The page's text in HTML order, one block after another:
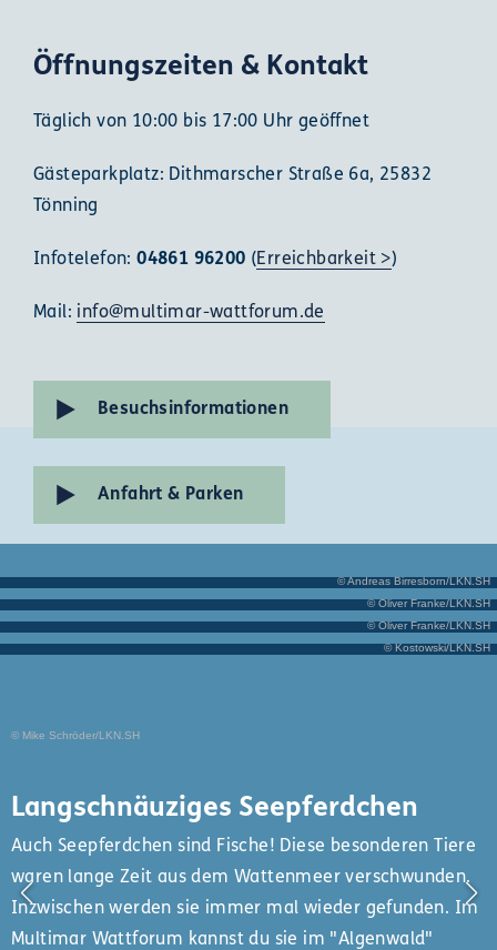
Öffnungszeiten & Kontakt
Täglich von 10:00 bis 17:00 Uhr geöffnet
Gästeparkplatz: Dithmarscher Straße 6a, 25832
Tönning
Infotelefon:04861 96200 (Erreichbarkeit >)
Mail: info@multimar-wattforum.de
Besuchsinformationen
Anfahrt & Parken
© Andreas Birresborn/LKN.SH
© Oliver Franke/LKN.SH
Unsere Bildungsangebote
© Oliver Franke/LKN.SH
Dein Besuch im Multimar Wattforum
© Kostowski/LKN.SH
Veranstaltungen & Aktuelles
© Mike Schröder/LKN.SH
Langschnäuziges Seepferdchen
Auch Seepferdchen sind Fische! Diese besonderen Tiere
waren lange Zeit aus dem Wattenmeer verschwunden.
Inzwischen werden sie immer mal wieder gefunden. Im
Multimar Wattforum kannst du sie im "Algenwald"